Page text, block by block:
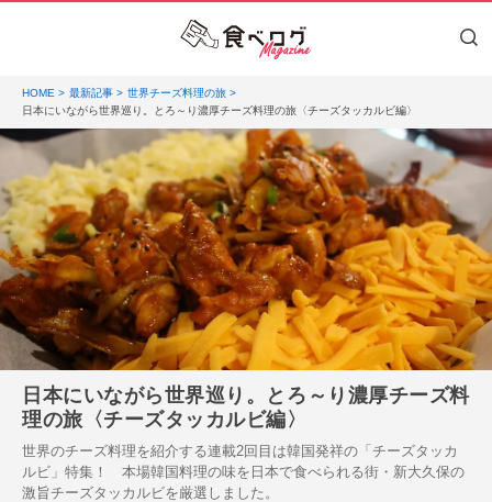
HOME 最新記事
世界チーズ料理の旅
日本にいながら世界巡り。とろ～り濃厚チーズ料理の旅〈チーズタッカルビ編〉
日本にいながら世界巡り。とろ～り濃厚チーズ料
理の旅〈チーズタッカルビ編〉
世界のチーズ料理を紹介する連載2回目は韓国発祥の「チーズタッカ
ルビ」特集！ 本場韓国料理の味を日本で食べられる街・新大久保の
激旨チーズタッカルビを厳選しました。